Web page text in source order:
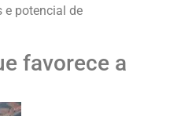
e potencial de
favorece a